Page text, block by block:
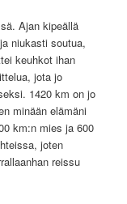
Ajan kipeällä
niukasti soutua,
keuhkot ihan
jota jo
1420 km on jo
minään elämäni
km:n mies ja 600
joten
reissu